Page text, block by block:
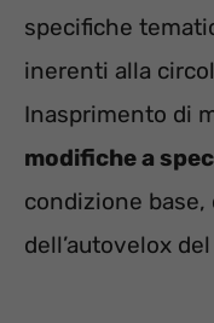
specifiche
inerenti alla
Inasprimento di
modifiche a
condizione base,
dell’autovelox